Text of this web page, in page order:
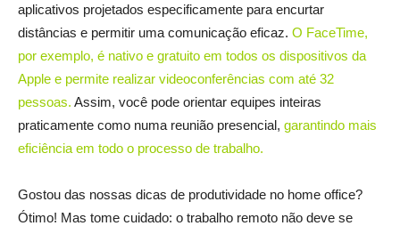
aplicativos projetados especificamente para encurtar
distâncias e permitir uma comunicação eficaz. O FaceTime,
por exemplo, é nativo e gratuito em todos os dispositivos da
Apple e permite realizar videoconferências com até 32
pessoas. Assim, você pode orientar equipes inteiras
praticamente como numa reunião presencial, garantindo mais
eficiência em todo o processo de trabalho.
Gostou das nossas dicas de produtividade no home office?
Ótimo! Mas tome cuidado: o trabalho remoto não deve se